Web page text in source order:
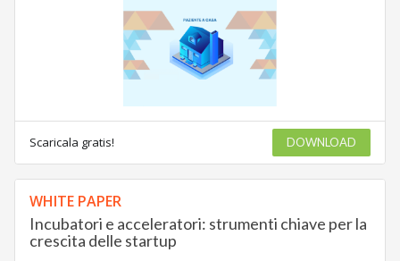
Scaricala gratis! DOWNLOAD
WHITE PAPER
Incubatori e acceleratori: strumenti chiave per la
crescita delle startup